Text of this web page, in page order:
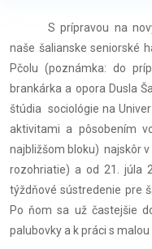
S prípravou na
naše šalianske seniorské
Pčolu (poznámka: do
brankárka a opora Dusla
štúdia sociológie na
aktivitami a pôsobením
najbližšom bloku) najskôr
rozohriatie) a od 21. júla
týždňové sústredenie pre
Po ňom sa už častejšie
palubovky a k práci s malou